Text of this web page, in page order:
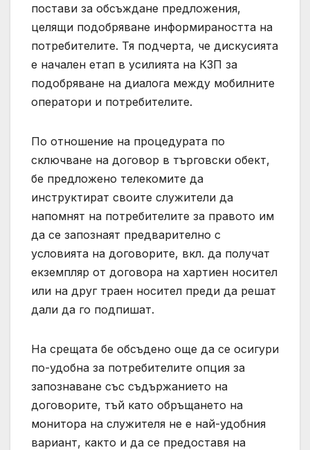
постави за обсъждане предложения,
целящи подобряване информираността на
потребителите. Тя подчерта, че дискусията
е начален етап в усилията на КЗП за
подобряване на диалога между мобилните
оператори и потребителите.
По отношение на процедурата по
сключване на договор в търговски обект,
бе предложено телекомите да
инструктират своите служители да
напомнят на потребителите за правото им
да се запознаят предварително с
условията на договорите, вкл. да получат
екземпляр от договора на хартиен носител
или на друг траен носител преди да решат
дали да го подпишат.
На срещата бе обсъдено още да се осигури
по-удобна за потребителите опция за
запознаване със съдържанието на
договорите, тъй като обръщането на
монитора на служителя не е най-удобния
вариант, както и да се предоставя на